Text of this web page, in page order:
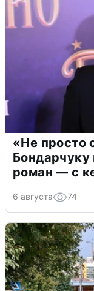
«Не просто
роман — с
6 августа 74